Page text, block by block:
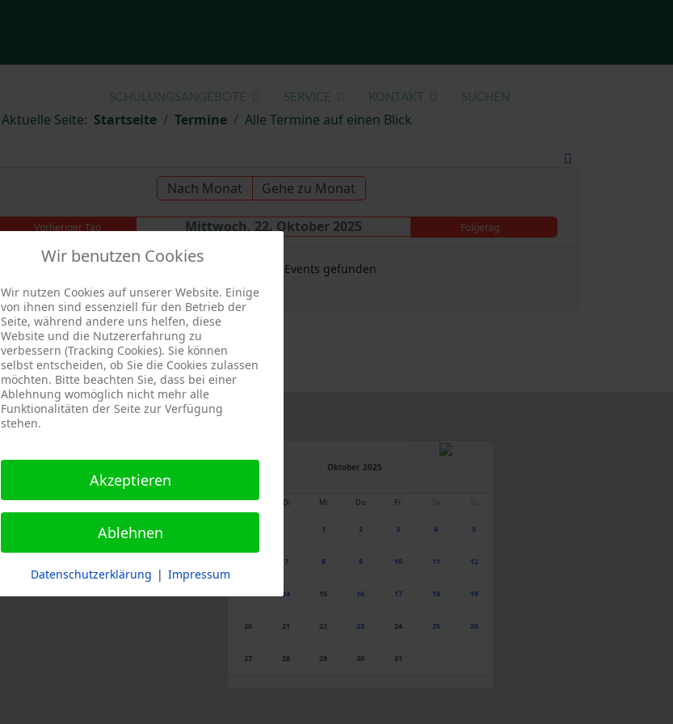
SCHULUNGSANGEBOTE SERVICE KONTAKT SUCHEN
Aktuelle Seite: Startseite Termine Alle Termine auf einen Blick
Nach Monat Gehe zu Monat
Vorheriger Tag Mittwoch, 22. Oktober 2025 Folgetag
Es wurden keine Events gefunden
Oktober 2025
Mo Di Mi Do Fr
1 2 3 4 5
7 8 9 10 11 12
14 15 16 17 18 19
20 21 22 23 24 25 26
27 28 29 30 31
Wir benutzen Cookies
Wir nutzen Cookies auf unserer Website. Einige
von ihnen sind essenziell für den Betrieb der
Seite, während andere uns helfen, diese
Website und die Nutzererfahrung zu
verbessern (Tracking Cookies). Sie können
selbst entscheiden, ob Sie die Cookies zulassen
möchten. Bitte beachten Sie, dass bei einer
Ablehnung womöglich nicht mehr alle
Funktionalitäten der Seite zur Verfügung
stehen.
Akzeptieren
Ablehnen
Datenschutzerklärung | Impressum